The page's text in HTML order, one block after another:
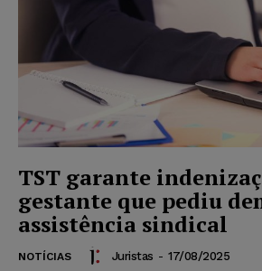
TST garante
gestante que pediu
assistência sindical
NOTÍCIAS Juristas - 17/08/2025